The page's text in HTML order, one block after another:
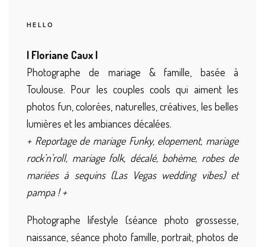
HELLO
| Floriane Caux |
Photographe de mariage & famille, basée à
Toulouse. Pour les couples cools qui aiment les
photos fun, colorées, naturelles, créatives, les belles
lumières et les ambiances décalées.
+ Reportage de mariage Funky, elopement, mariage
rock’n’roll, mariage folk, décalé, bohème, robes de
mariées à sequins (Las Vegas wedding vibes) et
pampa ! +
Photographe lifestyle (séance photo grossesse,
naissance, séance photo famille, portrait, photos de